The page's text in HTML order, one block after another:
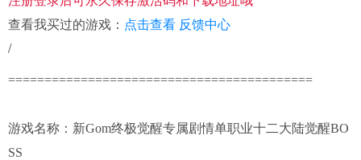
查看我买过的游戏： 点击查看 反馈中心
/
==========================================
游戏名称：新Gom终极觉醒专属剧情单职业十二大陆觉醒BO
SS